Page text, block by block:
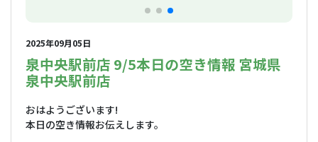
2025年09月05日
泉中央駅前店 9/5本日の空き情報 宮城県
泉中央駅前店
おはようございます!
本日の空き情報お伝えします。